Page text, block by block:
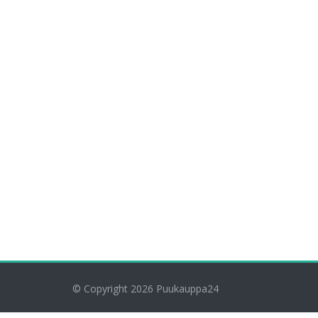
© Copyright 2026 Puukauppa24